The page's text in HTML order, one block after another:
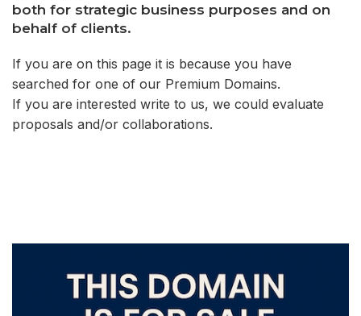
both for strategic business purposes and on
behalf of clients.
If you are on this page it is because you have
searched for one of our Premium Domains.
If you are interested write to us, we could evaluate
proposals and/or collaborations.